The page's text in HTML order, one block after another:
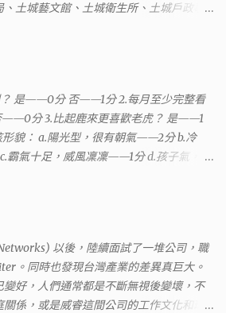
土城藝文館、土城衛生所、土城戶政事
有地政小而美工作站 ，也已經能處理大
看就有問題。要是我拿著那不被承認、
不到資源。但我不知道審判時法官會不
把握每個法官或檢察官都公正細心，在
這種小人物受害案件去挖出更大的黑幕。
。不過實際到了現場發現還是需要法院的
覺得很像行走於沙漠的求生者，在一個小
方向才能脫離沙漠。當我不幸受到詐騙
很黑暗，到處都是敗類橫行卻沒有人願
？ 是——0分 否——1分 2.每月至少完整看
分 3.比起鹿來更喜歡老虎？ 是——1
貌： a.陽光型，很有朝氣——2分 b.冷
霸氣十足，威風凜凜——1分 d.孩子氣，十
a.大眾化——1分 b.罕見，古色古香的複
球比賽——1分 b.打一下午檯球——3分 c.正
搶答——2分 8.橡皮與立可白，更常用：
9.喜歡下列哪一種顏色搭配： a.紅加黑
粉加白——4分 d.粉加灰——3分 10.有多
以後，陸續面試了一堆公司，職
。同時也發現台灣產業的差異真巨大。
好，人們通常都是不斷無視後變壞，不
係，或是威睿這間公司的工作文化和環